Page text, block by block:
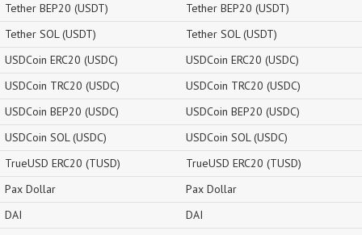
Tether BEP20 (USDT)
Tether SOL (USDT)
USDCoin ERC20 (USDC)
USDCoin TRC20 (USDC)
USDCoin BEP20 (USDC)
USDCoin SOL (USDC)
TrueUSD ERC20 (TUSD)
Pax Dollar
DAI
Tether BEP20 (USDT)
Tether SOL (USDT)
USDCoin ERC20 (USDC)
USDCoin TRC20 (USDC)
USDCoin BEP20 (USDC)
USDCoin SOL (USDC)
TrueUSD ERC20 (TUSD)
Pax Dollar
DAI